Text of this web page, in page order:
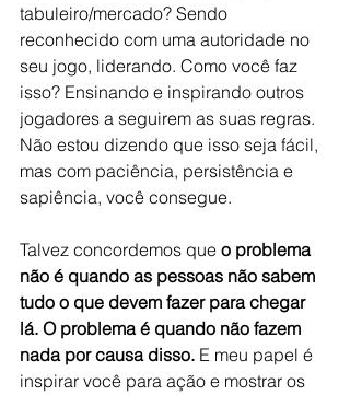
tabuleiro/mercado? Sendo
reconhecido com uma autoridade no
seu jogo, liderando. Como você faz
isso? Ensinando e inspirando outros
jogadores a seguirem as suas regras.
Não estou dizendo que isso seja fácil,
mas com paciência, persistência e
sapiência, você consegue.
Talvez concordemos que o problema
não é quando as pessoas não sabem
tudo o que devem fazer para chegar
lá. O problema é quando não fazem
nada por causa disso. E meu papel é
inspirar você para ação e mostrar os